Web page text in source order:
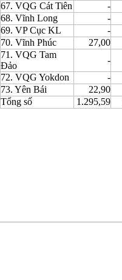
67. VQG Cát Tiên
-
68. Vĩnh Long
-
69. VP Cục KL
-
70. Vĩnh Phúc
27,00
71. VQG Tam
Đảo
-
72. VQG Yokdon
-
73. Yên Bái
22,90
Tổng số
1.295,59